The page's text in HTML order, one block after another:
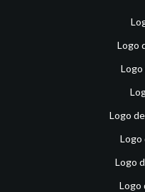
Logo
Logo
Logo
Logo
Logo